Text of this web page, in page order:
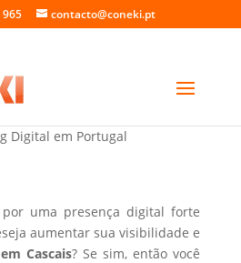
965 contacto@coneki.pt
em Cascais
Digital em Portugal
uma presença digital forte
aumentar sua visibilidade e
em Cascais? Se sim, então você